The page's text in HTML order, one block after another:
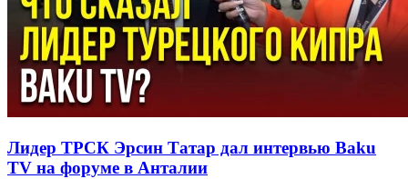
Лидер ТРСК Эрсин Татар дал интервью Baku
TV на форуме в Анталии